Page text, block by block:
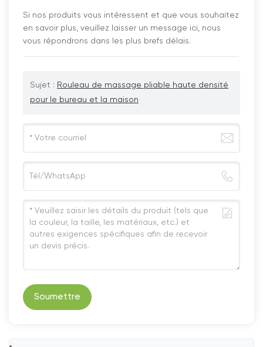
Si nos produits vous intéressent et que vous souhaitez
en savoir plus, veuillez laisser un message ici, nous
vous répondrons dans les plus brefs délais.
Sujet : Rouleau de massage pliable haute densité
pour le bureau et la maison
Soumettre